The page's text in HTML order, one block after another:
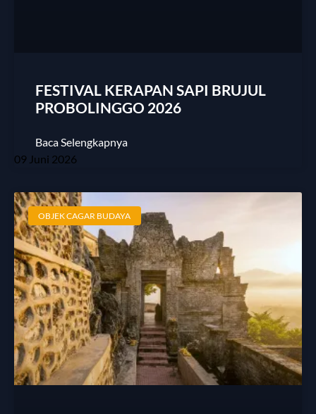
FESTIVAL KERAPAN SAPI BRUJUL
PROBOLINGGO 2026
Baca Selengkapnya
09 Juni 2026
OBJEK CAGAR BUDAYA